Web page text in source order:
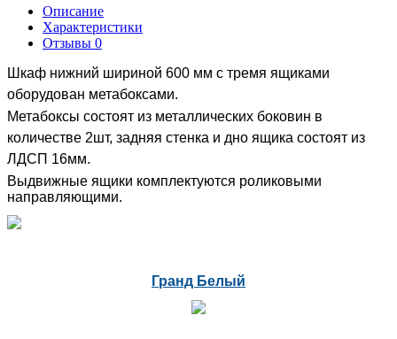
Описание
Характеристики
Отзывы 0
Шкаф нижний шириной 600 мм с тремя ящиками
оборудован метабоксами.
Метабоксы состоят из металлических боковин в
количестве 2шт, задняя стенка и дно ящика состоят из
ЛДСП 16мм.
Выдвижные ящики комплектуются роликовыми
направляющими.
Гранд Белый